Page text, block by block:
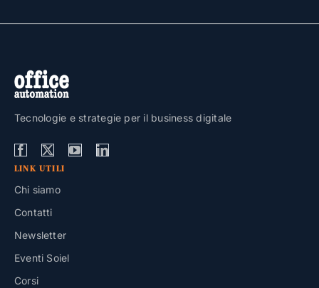
Tecnologie e strategie per il business digitale
LINK UTILI
Chi siamo
Contatti
Newsletter
Eventi Soiel
Corsi